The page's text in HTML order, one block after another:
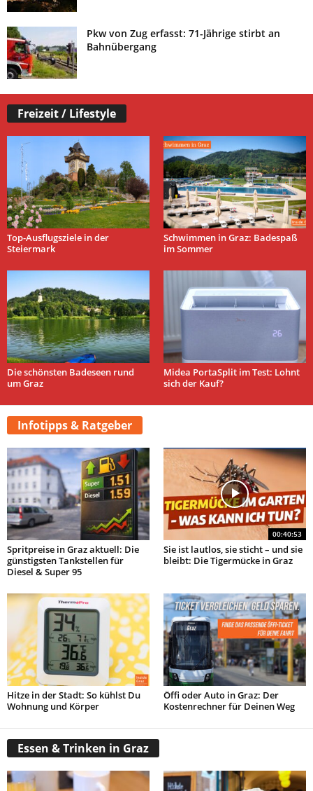
Pkw von Zug erfasst: 71-Jährige stirbt an
Bahnübergang
Freizeit / Lifestyle
Top-Ausflugsziele in der
Steiermark
Schwimmen in Graz: Badespaß
im Sommer
Die schönsten Badeseen rund
um Graz
Midea PortaSplit im Test: Lohnt
sich der Kauf?
Infotipps & Ratgeber
Spritpreise in Graz aktuell: Die
günstigsten Tankstellen für
Diesel & Super 95
00:40:53
Sie ist lautlos, sie sticht – und sie
bleibt: Die Tigermücke in Graz
Hitze in der Stadt: So kühlst Du
Wohnung und Körper
Öffi oder Auto in Graz: Der
Kostenrechner für Deinen Weg
Essen & Trinken in Graz